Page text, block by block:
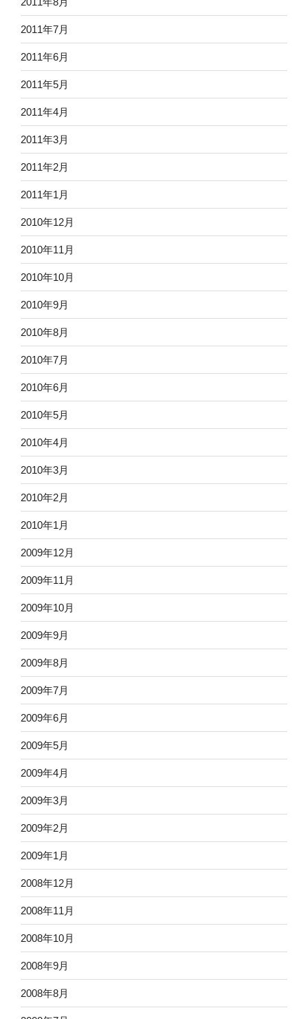
2011年7月
2011年6月
2011年5月
2011年4月
2011年3月
2011年2月
2011年1月
2010年12月
2010年11月
2010年10月
2010年9月
2010年8月
2010年7月
2010年6月
2010年5月
2010年4月
2010年3月
2010年2月
2010年1月
2009年12月
2009年11月
2009年10月
2009年9月
2009年8月
2009年7月
2009年6月
2009年5月
2009年4月
2009年3月
2009年2月
2009年1月
2008年12月
2008年11月
2008年10月
2008年9月
2008年8月